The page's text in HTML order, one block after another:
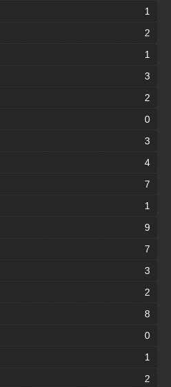
1
2
1
3
2
0
3
4
7
1
9
7
3
2
8
0
1
2